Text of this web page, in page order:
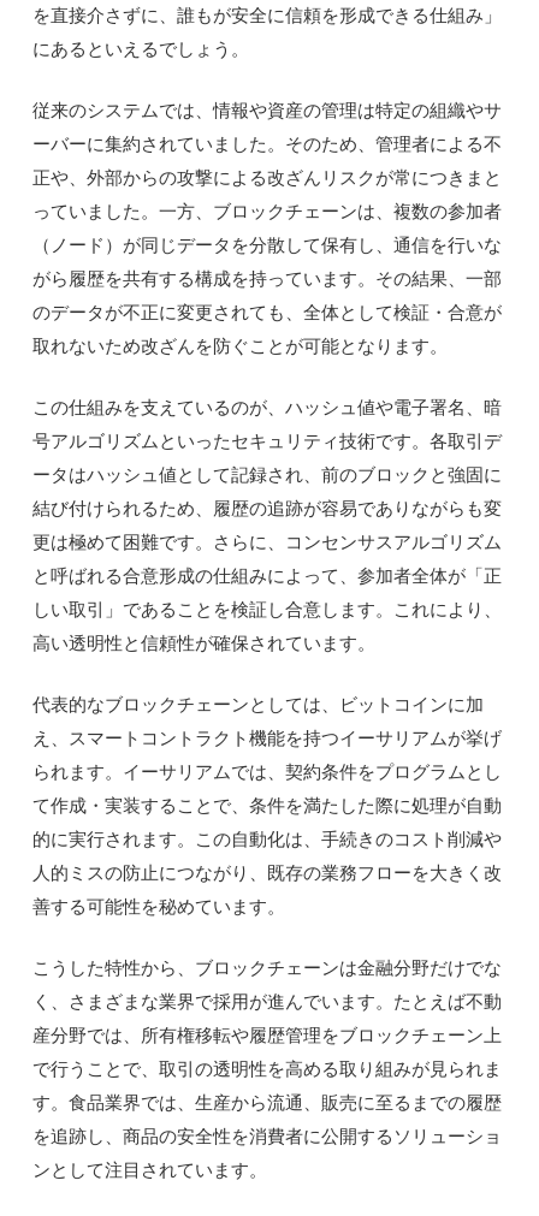
を直接介さずに、誰もが安全に信頼を形成できる仕組み」
にあるといえるでしょう。
従来のシステムでは、情報や資産の管理は特定の組織やサ
ーバーに集約されていました。そのため、管理者による不
正や、外部からの攻撃による改ざんリスクが常につきまと
っていました。一方、ブロックチェーンは、複数の参加者
（ノード）が同じデータを分散して保有し、通信を行いな
がら履歴を共有する構成を持っています。その結果、一部
のデータが不正に変更されても、全体として検証・合意が
取れないため改ざんを防ぐことが可能となります。
この仕組みを支えているのが、ハッシュ値や電子署名、暗
号アルゴリズムといったセキュリティ技術です。各取引デ
ータはハッシュ値として記録され、前のブロックと強固に
結び付けられるため、履歴の追跡が容易でありながらも変
更は極めて困難です。さらに、コンセンサスアルゴリズム
と呼ばれる合意形成の仕組みによって、参加者全体が「正
しい取引」であることを検証し合意します。これにより、
高い透明性と信頼性が確保されています。
代表的なブロックチェーンとしては、ビットコインに加
え、スマートコントラクト機能を持つイーサリアムが挙げ
られます。イーサリアムでは、契約条件をプログラムとし
て作成・実装することで、条件を満たした際に処理が自動
的に実行されます。この自動化は、手続きのコスト削減や
人的ミスの防止につながり、既存の業務フローを大きく改
善する可能性を秘めています。
こうした特性から、ブロックチェーンは金融分野だけでな
く、さまざまな業界で採用が進んでいます。たとえば不動
産分野では、所有権移転や履歴管理をブロックチェーン上
で行うことで、取引の透明性を高める取り組みが見られま
す。食品業界では、生産から流通、販売に至るまでの履歴
を追跡し、商品の安全性を消費者に公開するソリューショ
ンとして注目されています。